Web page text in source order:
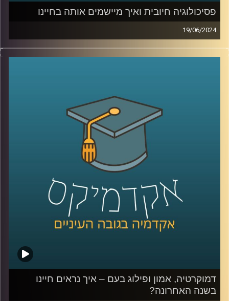
https://www.grtech.co.il/
קרדיט תמונות:AudioVersity
פסיכולוגיה חיובית ואיך מיישמים אותה בחיינו
19/06/2024
למלחמה בעזה מחירים מנטלים כבדים על הנפש שלנו ובאופן
כללי החיים המודרניים הם עמוסים ומלחיצים ובכלל אם
אז איך מתמודדים עם כל הדבר הזה? יש ענף בשם פסיכולוגיה
חיובית שעוזר לתת מענה
אז כדי לצלול לתוך הנושא ואיך אנחנו יכולים ליישם את
הפסיכולוגיה החיובית בחיינו, הצטרפה אלינו ד״ר עדית זכאי
אור, מנכ״לית מרכז מיטיב לפסיכולוגיה חיובית באוניברסיטת
קרדיט תמונות:
AudioVersity
דמוקרטיה, אמון ופילוג בעם – איך נראים חיינו
בשנה האחרונה?